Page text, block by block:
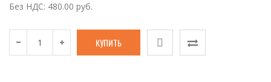
Без НДС: 480.00 руб.